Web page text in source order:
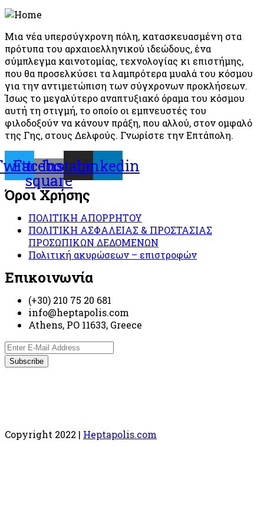
Μια νέα υπερσύγχρονη πόλη, κατασκευασμένη στα
πρότυπα του αρχαιοελληνικού ιδεώδους, ένα
σύμπλεγμα καινοτομίας, τεχνολογίας κι επιστήμης,
που θα προσελκύσει τα λαμπρότερα μυαλά του κόσμου
για την αντιμετώπιση των σύγχρονων προκλήσεων.
Ίσως το μεγαλύτερο αναπτυξιακό όραμα του κόσμου
αυτή τη στιγμή, το οποίο οι εμπνευστές του
φιλοδοξούν να κάνουν πράξη, που αλλού, στον ομφαλό
της Γης, στους Δελφούς. Γνωρίστε την Επτάπολη.
Facebook-
square
Instagram
Linkedin
Όροι Χρήσης
ΠΟΛΙΤΙΚΗ ΑΠΟΡΡΗΤΟΥ
ΠΟΛΙΤΙΚΗ ΑΣΦΑΛΕΙΑΣ & ΠΡΟΣΤΑΣΙΑΣ
ΠΡΟΣΩΠΙΚΩΝ ΔΕΔΟΜΕΝΩΝ
Πολιτική ακυρώσεων – επιστροφών
Επικοινωνία
(+30) 210 75 20 681
info@heptapolis.com
Athens, PO 11633, Greece
Copyright 2022 | Heptapolis.com